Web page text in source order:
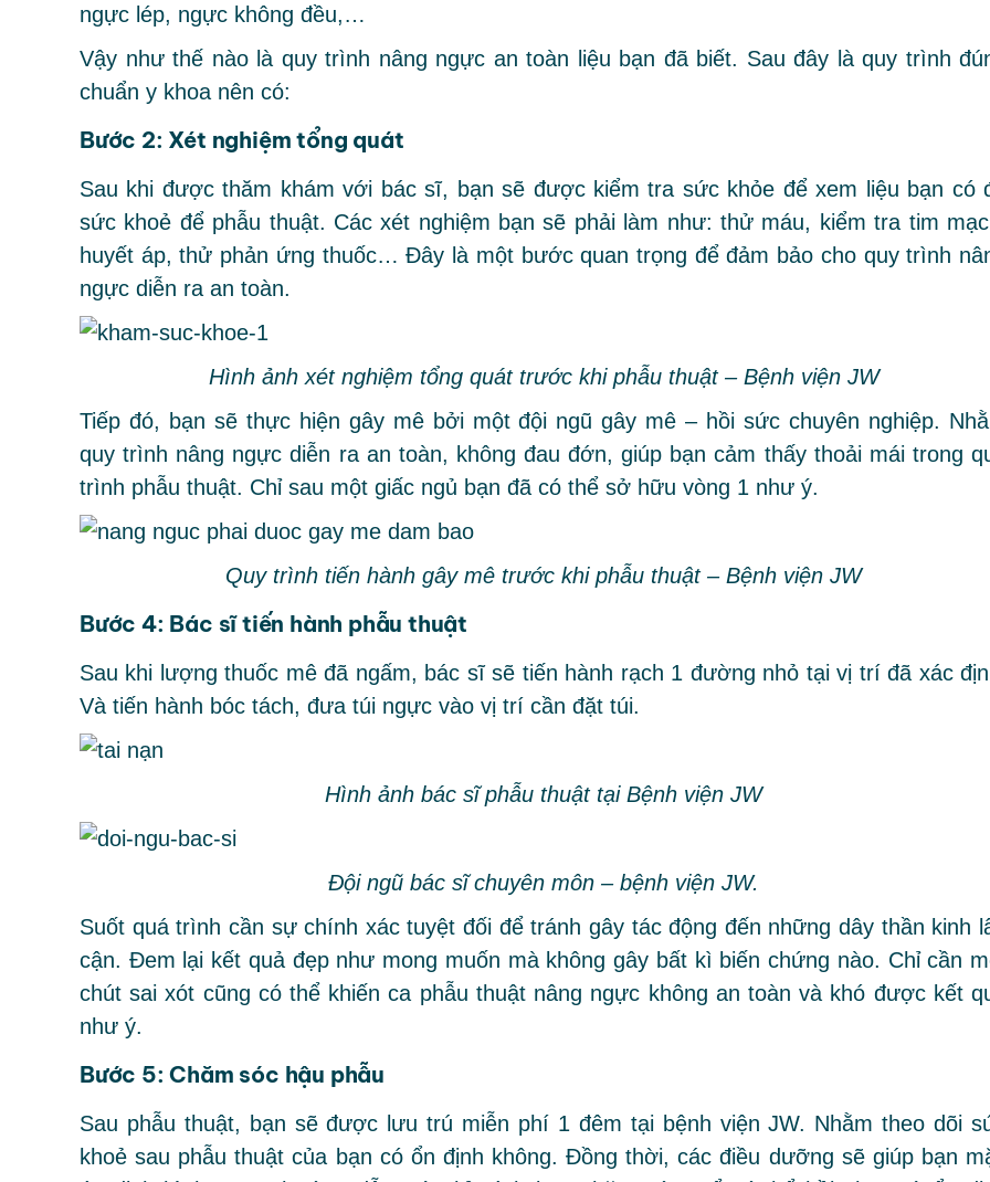
ngực lép, ngực không đều,…
Vậy như thế nào là quy trình nâng ngực an toàn liệu bạn đã biết. Sau đây là quy trình
chuẩn y khoa nên có:
Bước 2: Xét nghiệm tổng quát
Sau khi được thăm khám với bác sĩ, bạn sẽ được kiểm tra sức khỏe để xem liệu bạn có
sức khoẻ để phẫu thuật. Các xét nghiệm bạn sẽ phải làm như: thử máu, kiểm tra tim
huyết áp, thử phản ứng thuốc… Đây là một bước quan trọng để đảm bảo cho quy trình
ngực diễn ra an toàn.
Hình ảnh xét nghiệm tổng quát trước khi phẫu thuật – Bệnh viện JW
Tiếp đó, bạn sẽ thực hiện gây mê bởi một đội ngũ gây mê – hồi sức chuyên nghiệp.
quy trình nâng ngực diễn ra an toàn, không đau đớn, giúp bạn cảm thấy thoải mái trong
trình phẫu thuật. Chỉ sau một giấc ngủ bạn đã có thể sở hữu vòng 1 như ý.
Quy trình tiến hành gây mê trước khi phẫu thuật – Bệnh viện JW
Bước 4: Bác sĩ tiến hành phẫu thuật
Sau khi lượng thuốc mê đã ngấm, bác sĩ sẽ tiến hành rạch 1 đường nhỏ tại vị trí đã xác
Và tiến hành bóc tách, đưa túi ngực vào vị trí cần đặt túi.
Hình ảnh bác sĩ phẫu thuật tại Bệnh viện JW
Đội ngũ bác sĩ chuyên môn – bệnh viện JW.
Suốt quá trình cần sự chính xác tuyệt đối để tránh gây tác động đến những dây thần kinh
cận. Đem lại kết quả đẹp như mong muốn mà không gây bất kì biến chứng nào. Chỉ cần
chút sai xót cũng có thể khiến ca phẫu thuật nâng ngực không an toàn và khó được kết
như ý.
Bước 5: Chăm sóc hậu phẫu
Sau phẫu thuật, bạn sẽ được lưu trú miễn phí 1 đêm tại bệnh viện JW. Nhằm theo dõi
khoẻ sau phẫu thuật của bạn có ổn định không. Đồng thời, các điều dưỡng sẽ giúp bạn